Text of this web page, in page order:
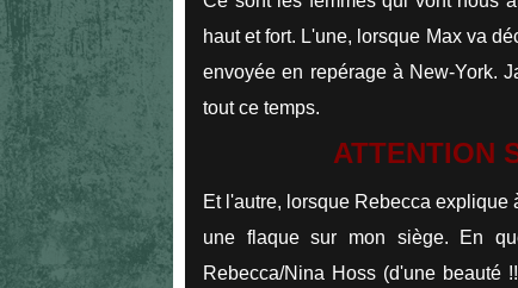
haut et fort. L'une, lorsque Max va
envoyée en repérage à New-York.
tout ce temps.
ATTENTION
Et l'autre, lorsque Rebecca
une flaque sur mon siège. En
Rebecca/Nina Hoss (d'une beauté